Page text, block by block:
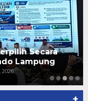
Secara
Lampung
2026